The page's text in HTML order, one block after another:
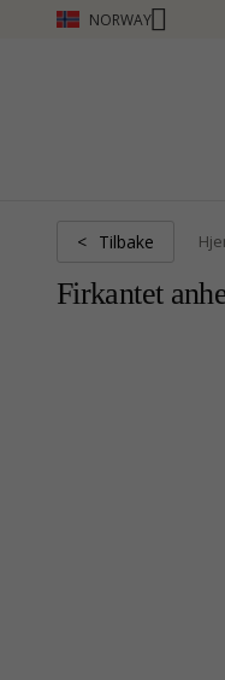
NORWAY
CHANTI CLUB -
< Tilbake
Firkantet